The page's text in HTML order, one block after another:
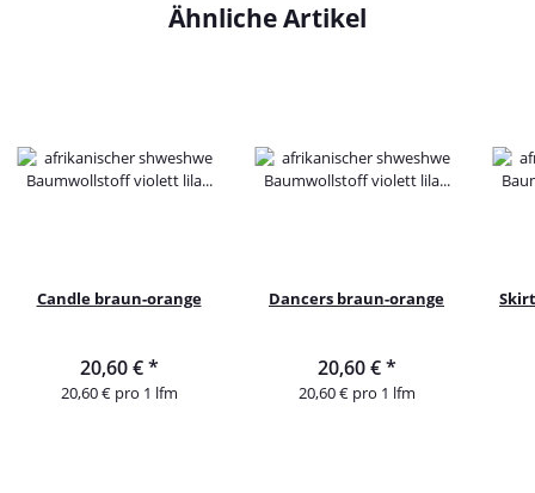
Ähnliche Artikel
Candle braun-orange
20,60 €*
20,60 € pro 1 lfm
Dancers braun-orange
20,60 €*
20,60 € pro 1 lfm